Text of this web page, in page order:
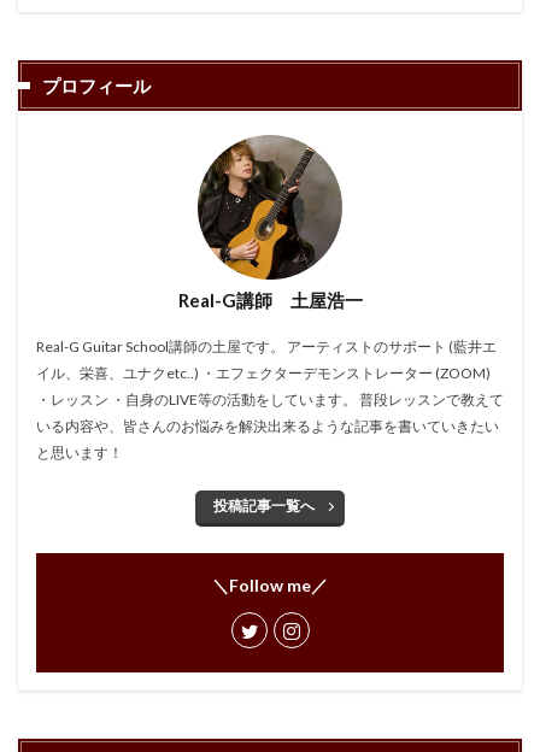
プロフィール
Real-G講師 土屋浩一
Real-G Guitar School講師の土屋です。 アーティストのサポート (藍井エ
イル、栄喜、ユナクetc..) ・エフェクターデモンストレーター (ZOOM)
・レッスン ・自身のLIVE等の活動をしています。 普段レッスンで教えて
いる内容や、皆さんのお悩みを解決出来るような記事を書いていきたい
と思います！
投稿記事一覧へ
＼Follow me／